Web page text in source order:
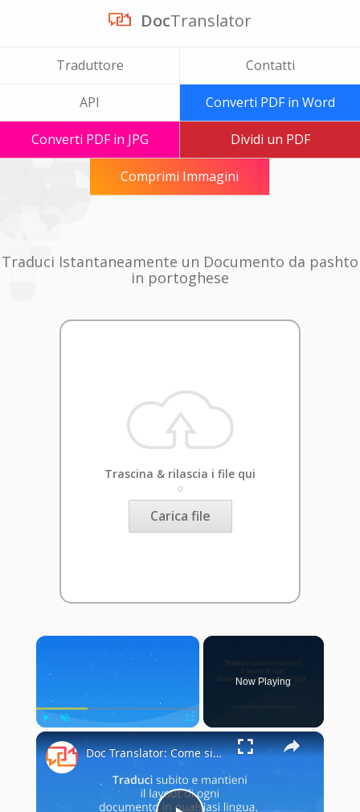
DocTranslator
Traduttore Contatti
API Converti PDF in Word
Converti PDF in JPG Dividi un PDF
Comprimi Immagini
Traduci Istantaneamente un Documento da pashto
in portoghese
Trascina & rilascia i file qui
o
Carica file
×
Play Unmute Fullscreen
Now Playing
×
Doc Translator: Come si usa il traduttore di documenti?